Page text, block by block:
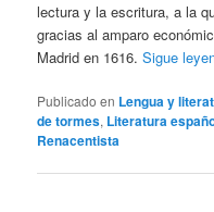
lectura y la escritura, a la
gracias al amparo
Madrid en 1616.Sigue
Publicado en Lengua y
de tormes, Literatura
Renacentista